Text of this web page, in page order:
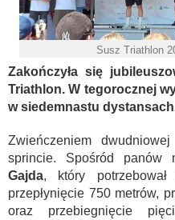
Susz Triathlon
Zakończyła się
Triathlon. W tegorocznej
w siedemnastu
Zwieńczeniem
sprincie. Spośród panów
Gajda, który
przepłynięcie 750 metrów,
oraz przebiegnięcie